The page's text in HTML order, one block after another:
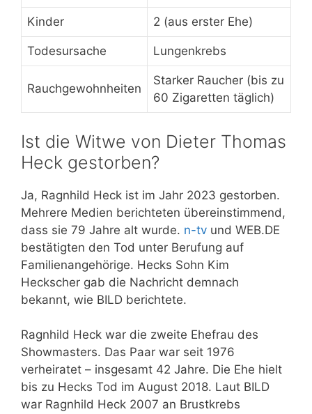
Kinder 2 (aus erster Ehe)
Todesursache Lungenkrebs
Rauchgewohnheiten
Starker Raucher (bis zu
60 Zigaretten täglich)
Ist die Witwe von Dieter Thomas
Heck gestorben?
Ja, Ragnhild Heck ist im Jahr 2023 gestorben.
Mehrere Medien berichteten übereinstimmend,
dass sie 79 Jahre alt wurde. n-tv und WEB.DE
bestätigten den Tod unter Berufung auf
Familienangehörige. Hecks Sohn Kim
Heckscher gab die Nachricht demnach
bekannt, wie BILD berichtete.
Ragnhild Heck war die zweite Ehefrau des
Showmasters. Das Paar war seit 1976
verheiratet – insgesamt 42 Jahre. Die Ehe hielt
bis zu Hecks Tod im August 2018. Laut BILD
war Ragnhild Heck 2007 an Brustkrebs